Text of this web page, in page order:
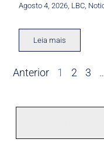
Agosto 4, 2026 LBC
Leia mais
Anterior 1 2 3